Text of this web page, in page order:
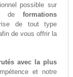
possible sur
deformations
de tout type
de vous offrir la
avec la plus
et notre